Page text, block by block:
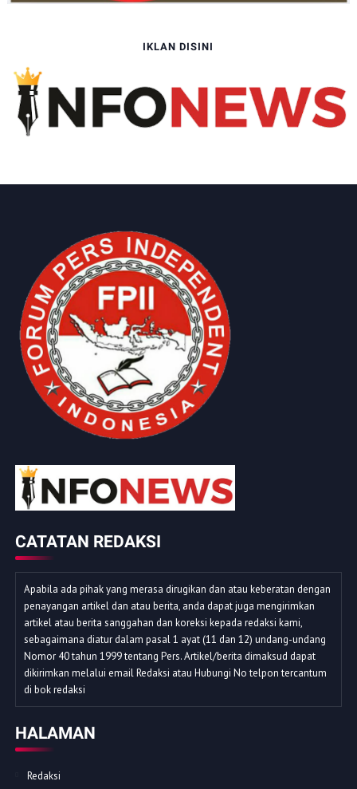
IKLAN DISINI
CATATAN REDAKSI
Apabila ada pihak yang merasa dirugikan dan atau keberatan dengan
penayangan artikel dan atau berita, anda dapat juga mengirimkan
artikel atau berita sanggahan dan koreksi kepada redaksi kami,
sebagaimana diatur dalam pasal 1 ayat (11 dan 12) undang-undang
Nomor 40 tahun 1999 tentang Pers. Artikel/berita dimaksud dapat
dikirimkan melalui email Redaksi atau Hubungi No telpon tercantum
di bok redaksi
HALAMAN
Redaksi